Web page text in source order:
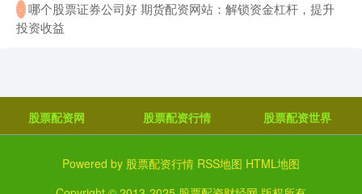
· ​哪个股票证券公司好 期货配资网站：解锁资金杠杆，提升
投资收益
股票配资网 股票配资行情 股票配资世界
Powered by 股票配资行情 RSS地图 HTML地图